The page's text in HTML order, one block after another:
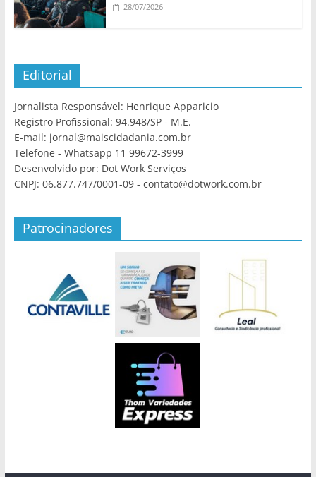
28/07/2026
Editorial
Jornalista Responsável: Henrique Apparicio
Registro Profissional: 94.948/SP - M.E.
E-mail: jornal@maiscidadania.com.br
Telefone - Whatsapp 11 99672-3999
Desenvolvido por: Dot Work Serviços
CNPJ: 06.877.747/0001-09 - contato@dotwork.com.br
Patrocinadores